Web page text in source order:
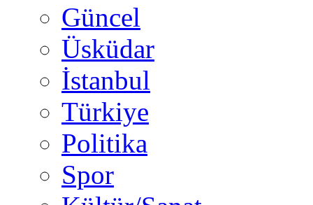
Güncel
Üsküdar
İstanbul
Türkiye
Politika
Spor